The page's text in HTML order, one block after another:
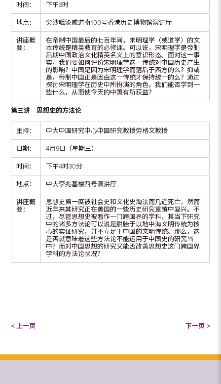
时间： 下午3时
地点： 尖沙咀漆咸道南100号香港历史博物馆演讲厅
讲座概
要：
在帝制中国最后的七百年间，宋明理学（或道学）的文
本传统是精英教育的必修课。可以说，宋明理学是帝制
后期中国政治文化精英名义上的意识形态。面对这一事
实，我们要如何评价宋明理学这一传统对中国历史产生
的影响？中国是因为宋明理学而落后于西方的么？抑或
是，帝制中国正是因由这一传统才保持统一的么？通过
探讨宋明理学在历史中所扮演的角色，我们能否学到一
些什么，从而使今天的中国有所获益？
第三讲 思想史的方法论
主持： 中大中国研究中心中国研究教授劳格文教授
日期： 4月9日（星期三）
时间： 下午4时30分
地点： 中大李兆基楼四号演讲厅
讲座概
要：
思想史曾一度被社会史和文化史淘汰而几近死亡，然而
近年来其研究正在美国的一些历史研究重镇中复兴。不
过，尽管思想史被看作一门跨国界的学科，其当下研究
中的诸多方法论可以说是脱胎于以地中海文明传统为核
心的实证研究，并不立足于中国的文明传统。那么，这
是否就意味着这些方法论不能运用于中国史的研究当
中？而对中国思想的研究又能否改善思想史这门跨国界
学科的方法论状况？
< 上一页 下一页 >